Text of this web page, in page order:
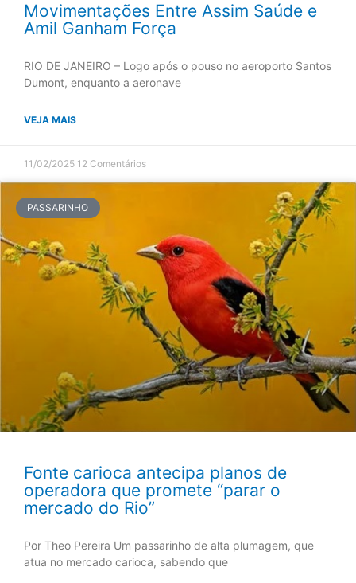
Movimentações Entre Assim Saúde e
Amil Ganham Força
RIO DE JANEIRO – Logo após o pouso no aeroporto Santos
Dumont, enquanto a aeronave
VEJA MAIS
11/02/2025 12 Comentários
PASSARINHO
Fonte carioca antecipa planos de
operadora que promete “parar o
mercado do Rio”
Por Theo Pereira Um passarinho de alta plumagem, que
atua no mercado carioca, sabendo que